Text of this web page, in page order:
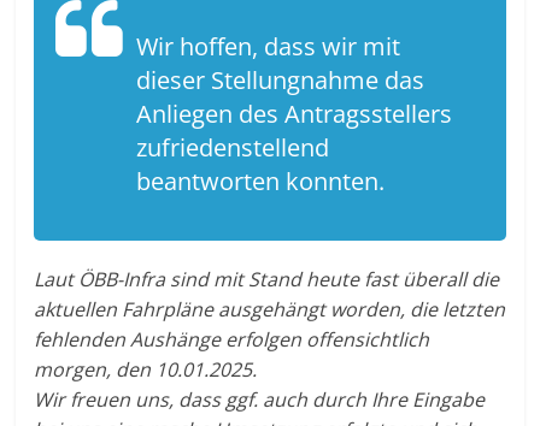
Wir hoffen, dass wir mit
dieser Stellungnahme das
Anliegen des Antragsstellers
zufriedenstellend
beantworten konnten.
Laut ÖBB-Infra sind mit Stand heute fast überall die
aktuellen Fahrpläne ausgehängt worden, die letzten
fehlenden Aushänge erfolgen offensichtlich
morgen, den 10.01.2025.
Wir freuen uns, dass ggf. auch durch Ihre Eingabe